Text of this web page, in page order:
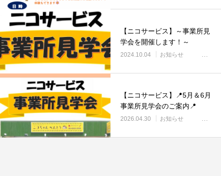
【ニコサービス】～事業所見
学会を開催します！～
2024.10.04 お知らせ
【ニコサービス】📍5月＆6月
事業所見学会のご案内📍
2026.04.30 お知らせ